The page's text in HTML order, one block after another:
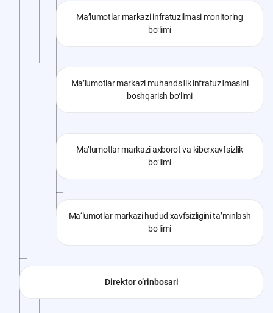
Ma’lumotlar markazi infratuzilmasi monitoring
boʻlimi
Ma’lumotlar markazi muhandsilik infratuzilmasini
boshqarish boʻlimi
Ma‘lumotlar markazi axborot va kiberxavfsizlik
boʻlimi
Ma‘lumotlar markazi hudud xavfsizligini ta’minlash
boʻlimi
Direktor o‘rinbosari